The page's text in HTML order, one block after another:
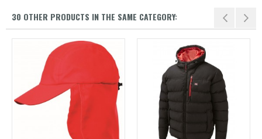
30 OTHER PRODUCTS IN THE SAME CATEGORY: